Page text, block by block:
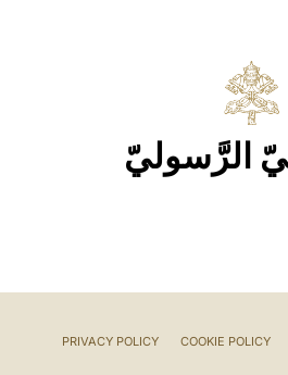
الرَّسوليّ
COOKIE POLICY
PRIVACY POLICY